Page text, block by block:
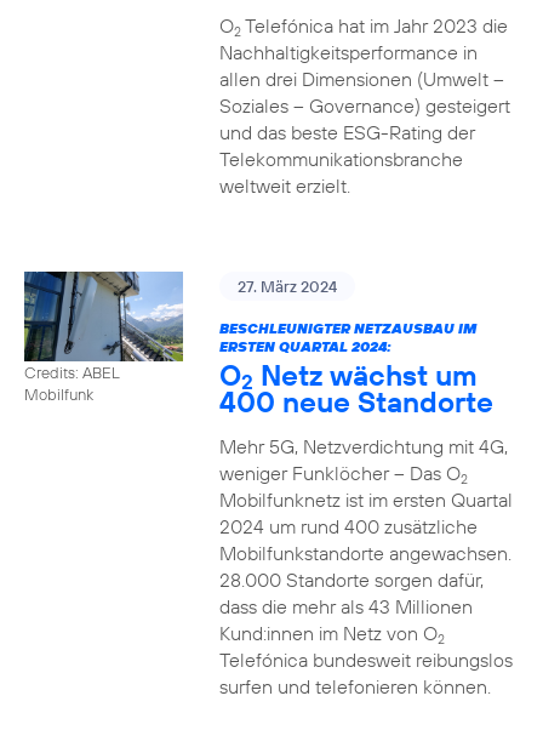
O2Telefónica hat im Jahr 2023 die
Nachhaltigkeitsperformance in
allen drei Dimensionen (Umwelt –
Soziales – Governance) gesteigert
und das beste ESG-Rating der
Telekommunikationsbranche
weltweit erzielt.
Credits: ABEL
Mobilfunk
27. März 2024
BESCHLEUNIGTER NETZAUSBAU IM
ERSTEN QUARTAL 2024:
O2 Netz wächst um
400 neue Standorte
Mehr 5G, Netzverdichtung mit 4G,
weniger Funklöcher – Das O2
Mobilfunknetz ist im ersten Quartal
2024 um rund 400 zusätzliche
Mobilfunkstandorte angewachsen.
28.000 Standorte sorgen dafür,
dass die mehr als 43 Millionen
Kund:innen im Netz von O2
Telefónica bundesweit reibungslos
surfen und telefonieren können.